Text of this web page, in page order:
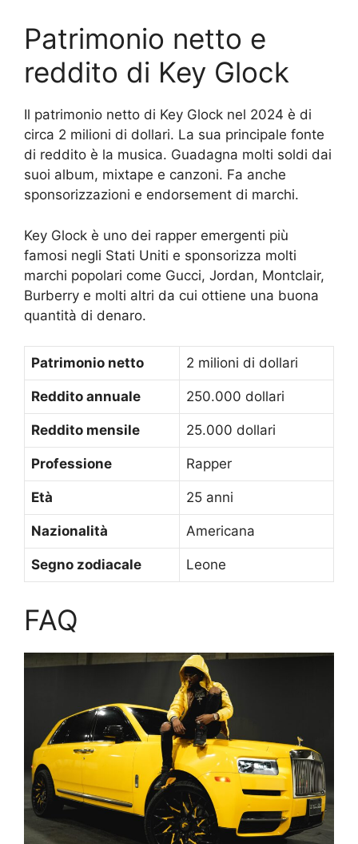
Patrimonio netto e
reddito di Key Glock
Il patrimonio netto di Key Glock nel 2024 è di
circa 2 milioni di dollari. La sua principale fonte
di reddito è la musica. Guadagna molti soldi dai
suoi album, mixtape e canzoni. Fa anche
sponsorizzazioni e endorsement di marchi.
Key Glock è uno dei rapper emergenti più
famosi negli Stati Uniti e sponsorizza molti
marchi popolari come Gucci, Jordan, Montclair,
Burberry e molti altri da cui ottiene una buona
quantità di denaro.
Patrimonio netto 2 milioni di dollari
Reddito annuale 250.000 dollari
Reddito mensile 25.000 dollari
Professione Rapper
Età 25 anni
Nazionalità Americana
Segno zodiacale Leone
FAQ